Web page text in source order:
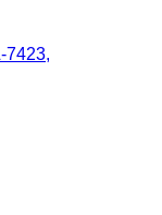
7423,